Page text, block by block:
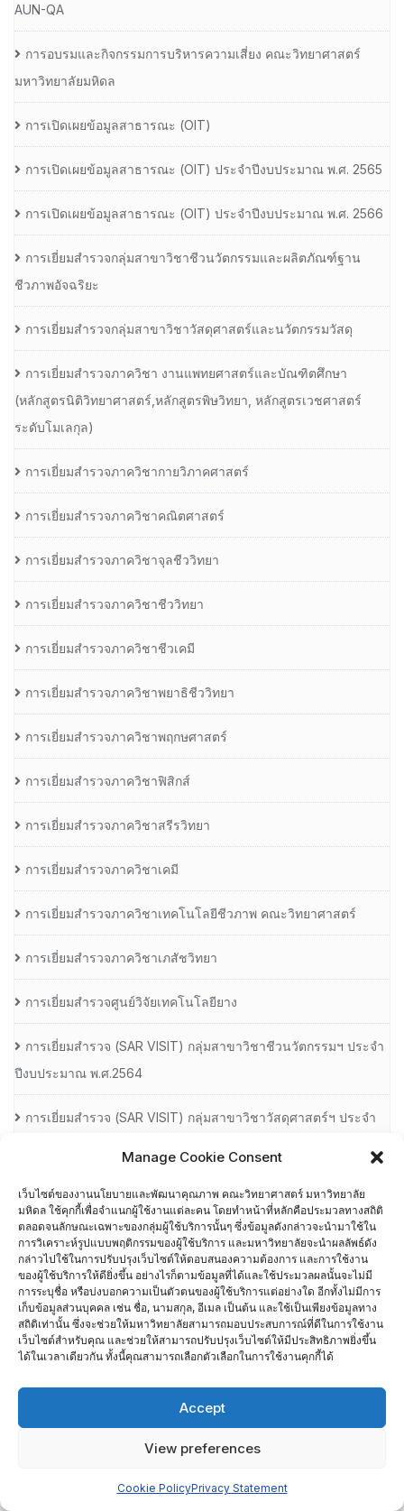
Manage Cookie Consent
เว็บไซต์ของงานนโยบายและพัฒนาคุณภาพ คณะวิทยาศาสตร์ มหาวิทยาลัย
มหิดล ใช้คุกกี้เพื่อจำแนกผู้ใช้งานแต่ละคน โดยทำหน้าที่หลักคือประมวลทางสถิติ
ตลอดจนลักษณะเฉพาะของกลุ่มผู้ใช้บริการนั้นๆ ซึ่งข้อมูลดังกล่าวจะนำมาใช้ใน
การวิเคราะห์รูปแบบพฤติกรรมของผู้ใช้บริการ และมหาวิทยาลัยจะนำผลลัพธ์ดัง
กล่าวไปใช้ในการปรับปรุงเว็บไซต์ให้ตอบสนองความต้องการ และการใช้งาน
ของผู้ใช้บริการให้ดียิ่งขึ้น อย่างไรก็ตามข้อมูลที่ได้และใช้ประมวลผลนั้นจะไม่มี
การระบุชื่อ หรือบ่งบอกความเป็นตัวตนของผู้ใช้บริการแต่อย่างใด อีกทั้งไม่มีการ
เก็บข้อมูลส่วนบุคคล เช่น ชื่อ, นามสกุล, อีเมล เป็นต้น และใช้เป็นเพียงข้อมูลทาง
สถิติเท่านั้น ซึ่งจะช่วยให้มหาวิทยาลัยสามารถมอบประสบการณ์ที่ดีในการใช้งาน
เว็บไซต์สำหรับคุณ และช่วยให้สามารถปรับปรุงเว็บไซต์ให้มีประสิทธิภาพยิ่งขึ้น
ได้ในเวลาเดียวกัน ทั้งนี้คุณสามารถเลือกตัวเลือกในการใช้งานคุกกี้ได้
Accept
View preferences
Cookie PolicyPrivacy Statement
AUN-QA
การอบรมและกิจกรรมการบริหารความเสี่ยง คณะวิทยาศาสตร์
มหาวิทยาลัยมหิดล
การเปิดเผยข้อมูลสาธารณะ (OIT)
การเปิดเผยข้อมูลสาธารณะ (OIT) ประจำปีงบประมาณ พ.ศ. 2565
การเปิดเผยข้อมูลสาธารณะ (OIT) ประจำปีงบประมาณ พ.ศ. 2566
การเยี่ยมสำรวจกลุ่มสาขาวิชาชีวนวัตกรรมและผลิตภัณฑ์ฐาน
ชีวภาพอัจฉริยะ
การเยี่ยมสำรวจกลุ่มสาขาวิชาวัสดุศาสตร์และนวัตกรรมวัสดุ
การเยี่ยมสำรวจภาควิชา งานแพทยศาสตร์และบัณฑิตศึกษา
(หลักสูตรนิติวิทยาศาสตร์,หลักสูตรพิษวิทยา, หลักสูตรเวชศาสตร์
ระดับโมเลกุล)
การเยี่ยมสำรวจภาควิชากายวิภาคศาสตร์
การเยี่ยมสำรวจภาควิชาคณิตศาสตร์
การเยี่ยมสำรวจภาควิชาจุลชีววิทยา
การเยี่ยมสำรวจภาควิชาชีววิทยา
การเยี่ยมสำรวจภาควิชาชีวเคมี
การเยี่ยมสำรวจภาควิชาพยาธิชีววิทยา
การเยี่ยมสำรวจภาควิชาพฤกษศาสตร์
การเยี่ยมสำรวจภาควิชาฟิสิกส์
การเยี่ยมสำรวจภาควิชาสรีรวิทยา
การเยี่ยมสำรวจภาควิชาเคมี
การเยี่ยมสำรวจภาควิชาเทคโนโลยีชีวภาพ คณะวิทยาศาสตร์
การเยี่ยมสำรวจภาควิชาเภสัชวิทยา
การเยี่ยมสำรวจศูนย์วิจัยเทคโนโลยียาง
การเยี่ยมสํารวจ (SAR VISIT) กลุ่มสาขาวิชาชีวนวัตกรรมฯ ประจํา
ปีงบประมาณ พ.ศ.2564
การเยี่ยมสํารวจ (SAR VISIT) กลุ่มสาขาวิชาวัสดุศาสตร์ฯ ประจํา
การเยี่ยมสํารวจ (SAR VISIT) งานแพทยศาสตร์และบัณฑิตศึกษา
ประจําปีงบประมาณ พ.ศ.2564
การเยี่ยมสํารวจ (SAR VISIT) ภาควิชากายวิภาคศาสตร์ ประจํา
ปีงบประมาณ พ.ศ.2564
การเยี่ยมสํารวจ (SAR VISIT) ภาควิชาคณิตศาสตร์ ประจํา
ปีงบประมาณ พ.ศ.2564
การเยี่ยมสํารวจ (SAR VISIT) ภาควิชาจุลชีววิทยา ประจํา
ปีงบประมาณ พ.ศ.2564